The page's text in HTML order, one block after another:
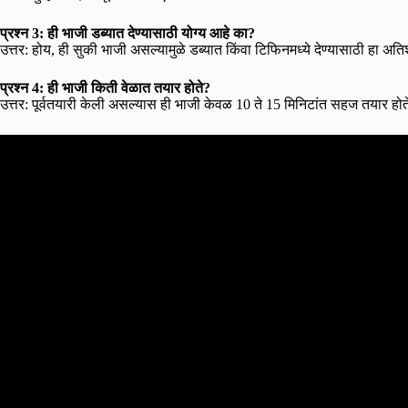
प्रश्न 3: ही भाजी डब्यात देण्यासाठी योग्य आहे का?
उत्तर: होय, ही सुकी भाजी असल्यामुळे डब्यात किंवा टिफिनमध्ये देण्यासाठी हा
प्रश्न 4: ही भाजी किती वेळात तयार होते?
उत्तर: पूर्वतयारी केली असल्यास ही भाजी केवळ 10 ते 15 मिनिटांत सहज तयार